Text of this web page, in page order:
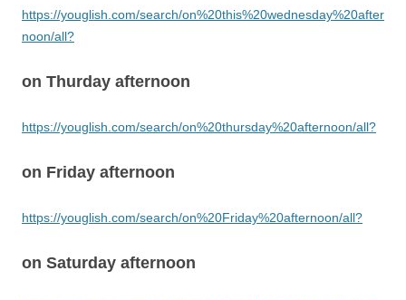
https://youglish.com/search/on%20this%20wednesday%20after
noon/all?
on Thurday afternoon
https://youglish.com/search/on%20thursday%20afternoon/all?
on Friday afternoon
https://youglish.com/search/on%20Friday%20afternoon/all?
on Saturday afternoon